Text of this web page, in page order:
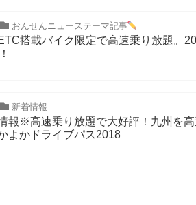
おんせんニューステーマ記事
搭載バイク限定で高速乗り放題。
新着情報
報※高速乗り放題で大好評！九州を
よかドライブパス2018